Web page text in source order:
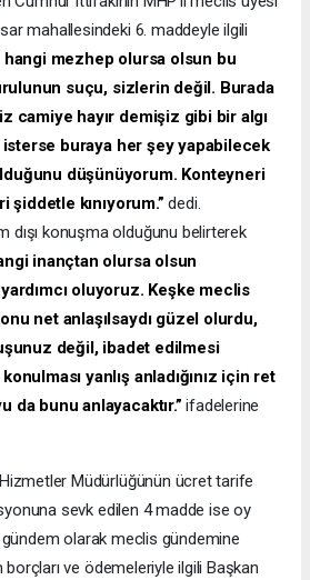
mahallesindeki 6. maddeyle ilgili
hangi mezhep olursa olsun bu
suçu, sizlerin değil. Burada
camiye hayır demişiz gibi bir algı
buraya her şey yapabilecek
düşünüyorum. Konteyneri
şiddetle kınıyorum.”dedi.
dışı konuşma olduğunu belirterek
inançtan olursa olsun
oluyoruz. Keşke meclis
net anlaşılsaydı güzel olurdu,
değil, ibadet edilmesi
yanlış anladığınız için ret
da bunu anlayacaktır.” ifadelerine
Müdürlüğünün ücret tarife
sevk edilen 4 madde ise oy
gündem olarak meclis gündemine
borçları ve ödemeleriyle ilgili Başkan